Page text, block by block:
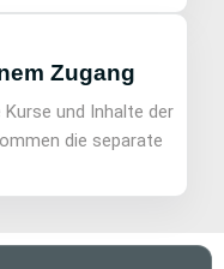
Zugang
und Inhalte der
die separate